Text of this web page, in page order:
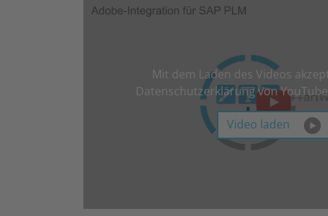
Mit dem Laden des Videos
Datenschutzerklärung von
Video laden